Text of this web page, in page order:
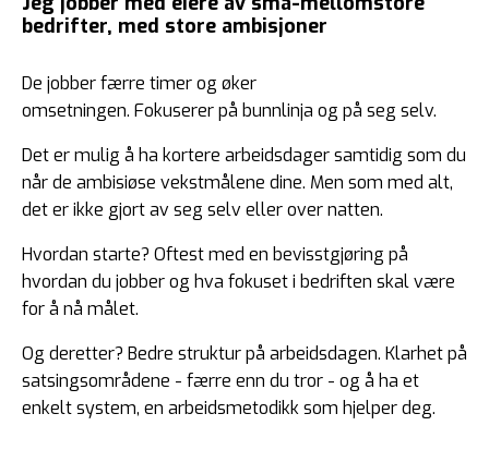
bedrifter, med store ambisjoner
De jobber færre timer og øker
omsetningen. Fokuserer på bunnlinja og på seg selv.
Det er mulig å ha kortere arbeidsdager samtidig som du
når de ambisiøse vekstmålene dine. Men som med alt,
det er ikke gjort av seg selv eller over natten.
Hvordan starte? Oftest med en bevisstgjøring på
hvordan du jobber og hva fokuset i bedriften skal være
for å nå målet.
Og deretter? Bedre struktur på arbeidsdagen. Klarhet på
satsingsområdene - færre enn du tror - og å ha et
enkelt system, en arbeidsmetodikk som hjelper deg.